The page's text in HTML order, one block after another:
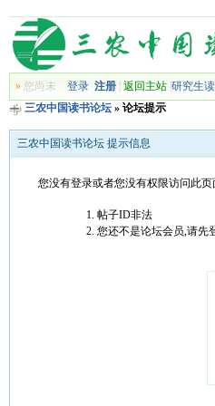
»您尚未 登录 注册| 返回主站| 研究生
三农中国读书论坛» 论坛提示
三农中国读书论坛 提示信息
您没有登录或者您没有权限访问此
帖子ID非法
您还不是论坛会员,请先